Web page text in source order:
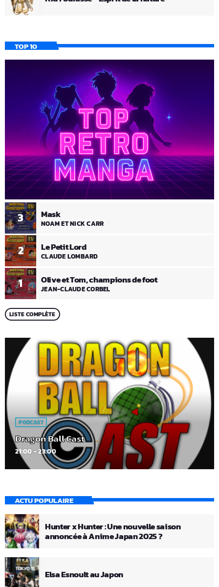
TOP 10
1 Olive et Tom, champions de foot
JEAN-CLAUDE CORBEL
2 Le Petit Lord
CLAUDE LOMBARD
3 Mask
NOAM ET NICK CARR
LISTE COMPLÈTE
PODCAST
Dragon Ball Cast
21:00 - 23:00
ACTU POPULAIRE
Hunter x Hunter : Une nouvelle saison
annoncée à Anime Japan 2025 ?
Elsa Esnoult au Japon